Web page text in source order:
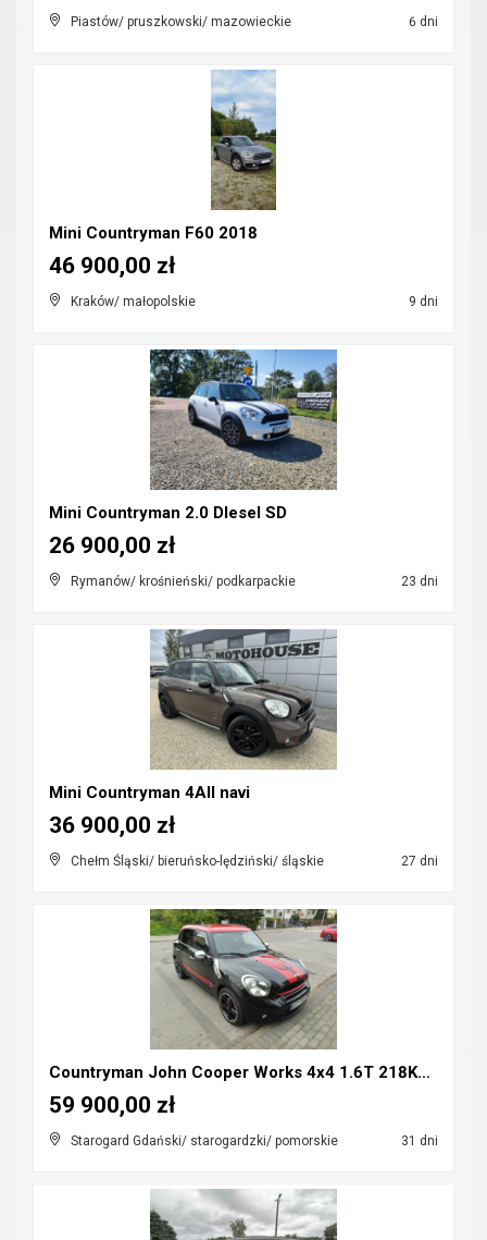
Piastów/ pruszkowski/ mazowieckie 6 dni
Mini Countryman F60 2018
Kraków/ małopolskie 9 dni
46 900,00 zł
Mini Countryman 2.0 DIesel SD
Rymanów/ krośnieński/ podkarpackie 23 dni
26 900,00 zł
Mini Countryman 4All navi
Chełm Śląski/ bieruńsko-lędziński/ śląskie 27 dni
36 900,00 zł
Countryman John Cooper Works 4x4 1.6T 218KM Mozliw...
Starogard Gdański/ starogardzki/ pomorskie 31 dni
59 900,00 zł